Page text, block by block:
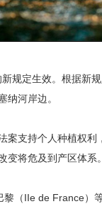
定生效。根据新规
纳河岸边。
支持个人种植权利
变将危及到产区体系
IIe de France）